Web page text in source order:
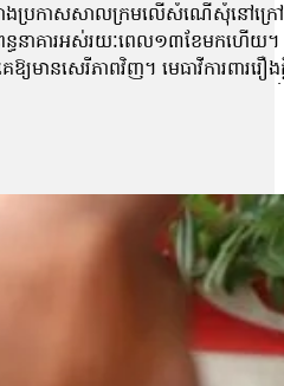
ងប្រកាសសាលក្រមលើសំណើសុំនៅក្រៅ
ន្ធនាគារអស់រយៈពេល១៣ខែមកហើ
ឱ្យមានសេរីភាពវិញ។ មេធាវីការព
រឹកថ្ងៃទី២៧ ខែសីហា ឆ្នាំ២០២៥ បាន
ារសម្រេចរបស់តុលាការ គឺតុលាការគា
វនាការហៅថាមុនអង្គសេចក្តី។ មុន
ានចូលសវនាការមុនអង្គសេចក្តី»។
ងៃទី៣ ខែសីហា ឆ្នាំ២០២៥។ លោក សឺ
យពួកគាត់បាននៅក្រៅឃុំដោយសារ ហេ
បងស្រីបង្កើតរបស់សកម្មជនកិច្ចព្រម
ាកផ្នែកជីវភាពជាច្រើន។ កញ្ញាថា